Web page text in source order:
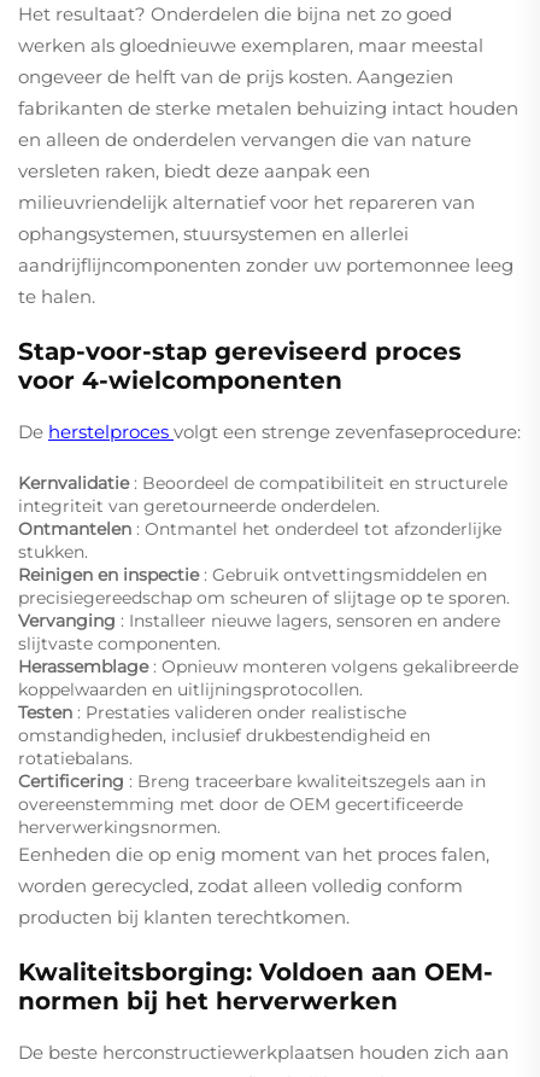
Het resultaat? Onderdelen die bijna net zo goed
werken als gloednieuwe exemplaren, maar meestal
ongeveer de helft van de prijs kosten. Aangezien
fabrikanten de sterke metalen behuizing intact houden
en alleen de onderdelen vervangen die van nature
versleten raken, biedt deze aanpak een
milieuvriendelijk alternatief voor het repareren van
ophangsystemen, stuursystemen en allerlei
aandrijflijncomponenten zonder uw portemonnee leeg
te halen.
Stap-voor-stap gereviseerd proces
voor 4-wielcomponenten
De herstelproces volgt een strenge zevenfaseprocedure:
Kernvalidatie : Beoordeel de compatibiliteit en structurele
integriteit van geretourneerde onderdelen.
Ontmantelen : Ontmantel het onderdeel tot afzonderlijke
stukken.
Reinigen en inspectie : Gebruik ontvettingsmiddelen en
precisiegereedschap om scheuren of slijtage op te sporen.
Vervanging : Installeer nieuwe lagers, sensoren en andere
slijtvaste componenten.
Herassemblage : Opnieuw monteren volgens gekalibreerde
koppelwaarden en uitlijningsprotocollen.
Testen : Prestaties valideren onder realistische
omstandigheden, inclusief drukbestendigheid en
rotatiebalans.
Certificering : Breng traceerbare kwaliteitszegels aan in
overeenstemming met door de OEM gecertificeerde
herverwerkingsnormen.
Eenheden die op enig moment van het proces falen,
worden gerecycled, zodat alleen volledig conform
producten bij klanten terechtkomen.
Kwaliteitsborging: Voldoen aan OEM-
normen bij het herverwerken
De beste herconstructiewerkplaatsen houden zich aan